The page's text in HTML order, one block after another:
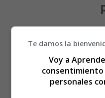
3 large eggs
1 shortcrust pastry
230 g sugar (9/10 cup)
Te damos la
Voy a
personales